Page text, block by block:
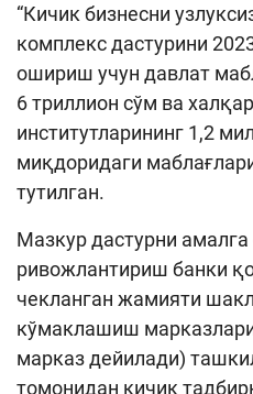
“Кичик бизнесни
комплекс дастурини
ошириш учун давлат
6 триллион сўм ва
институтларининг 1,2
миқдоридаги
тутилган.
Мазкур дастурни
ривожлантириш банки
чекланган жамияти
кўмаклашиш
марказ дейилади)
томонидан кичик